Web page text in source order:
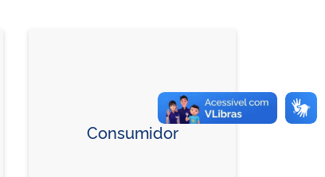
Consumidor